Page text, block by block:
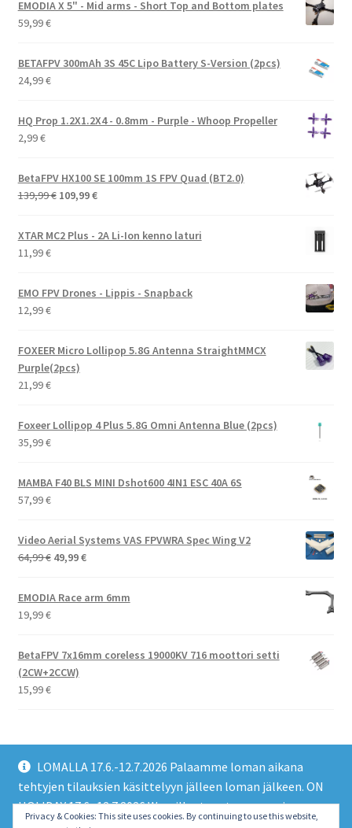
LOMALLA 17.6.-12.7.2026 Palaamme loman aikana
tehtyjen tilauksien käsittelyyn jälleen loman jälkeen. ON
HOLIDAY 17.6.-12.7.2026 We will return to processing
EMODIA X 5" - Mid arms - Short Top and Bottom plates
59,99€
BETAFPV 300mAh 3S 45C Lipo Battery S-Version (2pcs)
24,99€
HQ Prop 1.2X1.2X4 - 0.8mm - Purple - Whoop Propeller
2,99€
BetaFPV HX100 SE 100mm 1S FPV Quad (BT2.0)
139,99€ Alkuperäinen
oli:
109,99€Nykyinen
on:
XTAR MC2 Plus - 2A Li-Ion kenno laturi
11,99€
EMO FPV Drones - Lippis - Snapback
12,99€
FOXEER Micro Lollipop 5.8G Antenna StraightMMCX
Purple(2pcs)
21,99€
Foxeer Lollipop 4 Plus 5.8G Omni Antenna Blue (2pcs)
35,99€
MAMBA F40 BLS MINI Dshot600 4IN1 ESC 40A 6S
57,99€
Video Aerial Systems VAS FPVWRA Spec Wing V2
64,99€ Alkuperäinen
oli:
49,99€Nykyinen
EMODIA Race arm 6mm
19,99€
BetaFPV 7x16mm coreless 19000KV 716 moottori setti
(2CW+2CCW)
15,99€
© EMO FPV Drones 2026
Privacy & Cookies: This site uses cookies. By continuing to use this website,